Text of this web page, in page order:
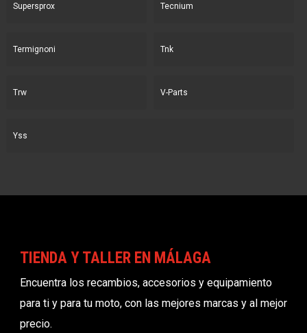
Supersprox Tecnium
Termignoni Tnk
Trw V-Parts
Yss
TIENDA Y TALLER EN MÁLAGA
Encuentra los recambios, accesorios y equipamiento
para ti y para tu moto, con las mejores marcas y al mejor
precio.